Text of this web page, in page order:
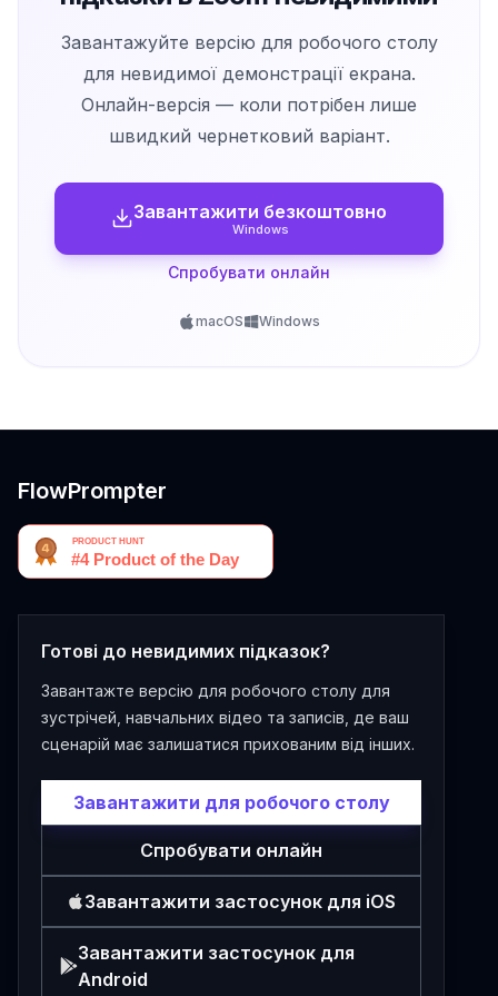
Завантажуйте версію для робочого столу
для невидимої демонстрації екрана.
Онлайн-версія — коли потрібен лише
швидкий чернетковий варіант.
Завантажити безкоштовно
Windows
Спробувати онлайн
macOS Windows
FlowPrompter
Готові до невидимих підказок?
Завантажте версію для робочого столу для
зустрічей, навчальних відео та записів, де ваш
сценарій має залишатися прихованим від інших.
Завантажити для робочого столу
Спробувати онлайн
Завантажити застосунок для iOS
Завантажити застосунок для
Android